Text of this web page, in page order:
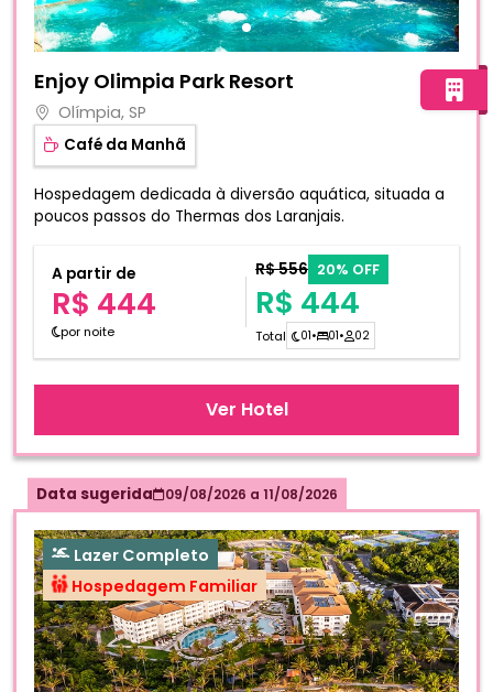
Enjoy Olimpia Park Resort
Olímpia, SP
Café da Manhã
Hospedagem dedicada à diversão aquática, situada a
poucos passos do Thermas dos Laranjais.
A partir de
R$ 444
por noite
R$ 556 20% OFF
R$ 444
Total 01• 01• 02
Ver Hotel
Data sugerida 09/08/2026 a 11/08/2026
Lazer Completo
Hospedagem Familiar